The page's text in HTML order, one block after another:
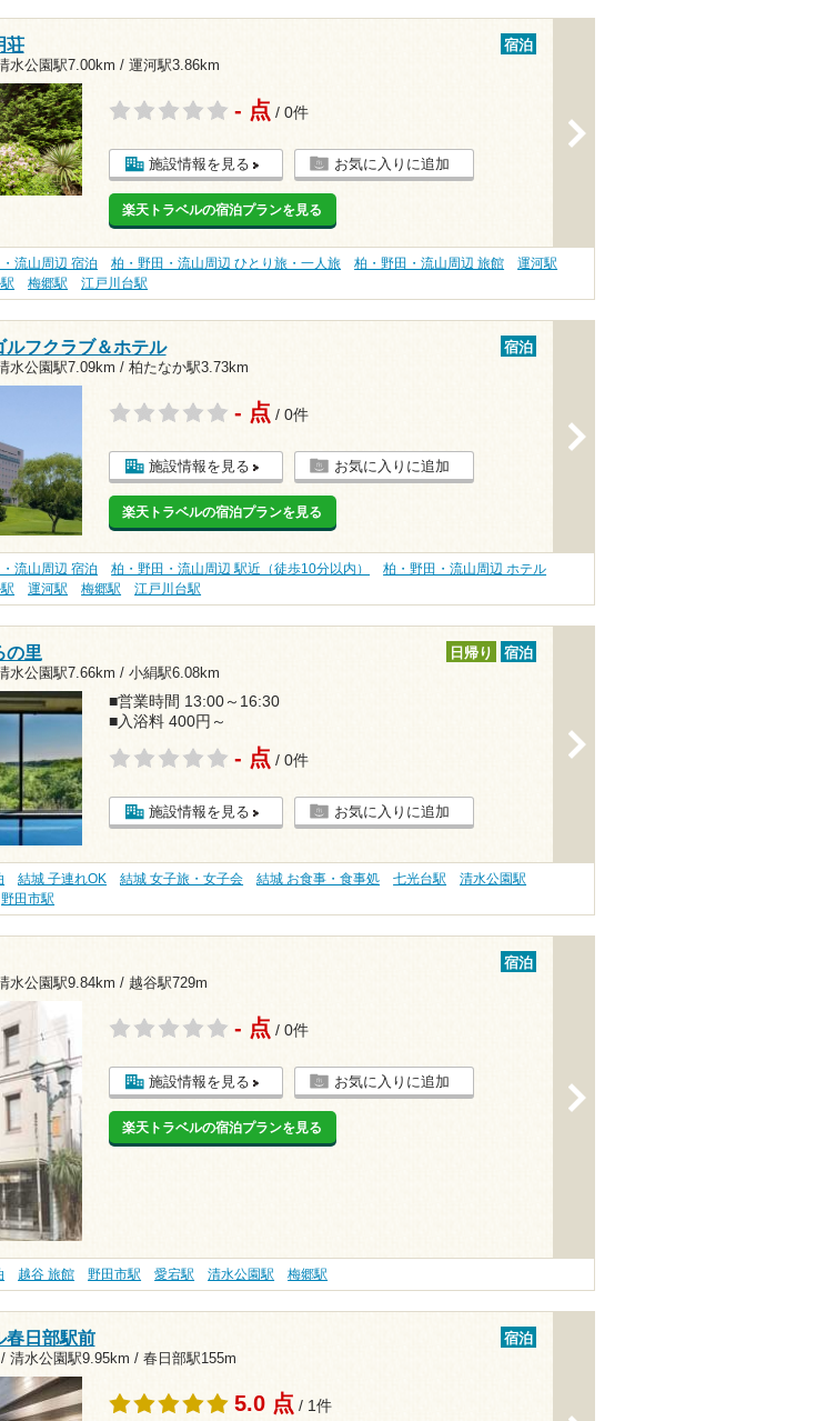
荘
水公園駅7.00km / 運河駅3.86km
宿泊
- 点 / 0件
施設情報を見る お気に入りに追加
楽天トラベルの宿泊プランを見る
流山周辺 宿泊 柏・野田・流山周辺 ひとり旅・一人旅 柏・野田・流山周辺 旅館
運河駅
梅郷駅 江戸川台駅
ルフクラブ＆ホテル
水公園駅7.09km / 柏たなか駅3.73km
宿泊
- 点 / 0件
施設情報を見る お気に入りに追加
楽天トラベルの宿泊プランを見る
流山周辺 宿泊 柏・野田・流山周辺 駅近（徒歩10分以内）
柏・野田・流山周辺 ホテル
運河駅 梅郷駅 江戸川台駅
の里
水公園駅7.66km / 小絹駅6.08km
日帰り 宿泊
■営業時間 13:00～16:30
■入浴料 400円～
- 点 / 0件
施設情報を見る お気に入りに追加
結城 子連れOK 結城 女子旅・女子会 結城 お食事・食事処 七光台駅
清水公園駅
野田市駅
水公園駅9.84km / 越谷駅729m
宿泊
- 点 / 0件
施設情報を見る お気に入りに追加
楽天トラベルの宿泊プランを見る
越谷 旅館 野田市駅 愛宕駅 清水公園駅 梅郷駅
春日部駅前
清水公園駅9.95km / 春日部駅155m
宿泊
5.0 点 / 1件